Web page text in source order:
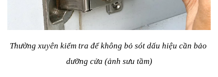
Thường xuyên kiểm tra để không bỏ sót dấu hiệu cần bảo
dưỡng cửa (ảnh sưu tầm)